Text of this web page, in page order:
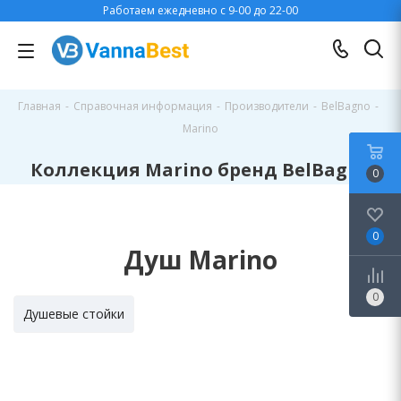
Работаем ежедневно с 9-00 до 22-00
Главная - Справочная информация - Производители - BelBagno -
Marino
Коллекция Marino бренд BelBagno
Душ Marino
Душевые стойки
0
0
0